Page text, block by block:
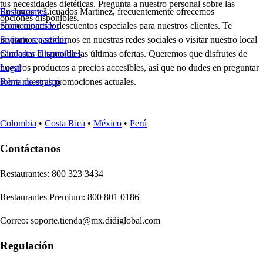
tus necesidades dietéticas. Pregunta a nuestro personal sobre las
opciones disponibles.
En Jugos y Licuados Martinez, frecuentemente ofrecemos
promociones y descuentos especiales para nuestros clientes. Te
invitamos a seguirnos en nuestras redes sociales o visitar nuestro local
para estar al tanto de las últimas ofertas. Queremos que disfrutes de
nuestros productos a precios accesibles, así que no dudes en preguntar
sobre nuestras promociones actuales.
Restaurantes
Socio repartidor
Soporte repartidor
Ciudades Disponibles
Legal
Renta de equipo
Colombia • Costa Rica • México • Perú
Contáctanos
Restaurantes: 800 323 3434
Restaurantes Premium: 800 801 0186
Correo: soporte.tienda@mx.didiglobal.com
Regulación